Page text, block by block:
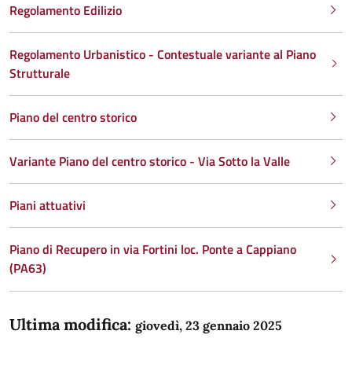
Regolamento Edilizio
Regolamento Urbanistico - Contestuale variante al Piano
Strutturale
Piano del centro storico
Variante Piano del centro storico - Via Sotto la Valle
Piani attuativi
Piano di Recupero in via Fortini loc. Ponte a Cappiano
(PA63)
Ultima modifica: giovedì, 23 gennaio 2025